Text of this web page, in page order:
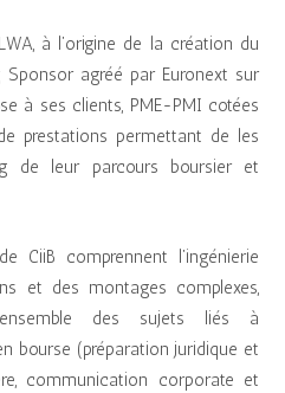
à l’origine de la création du
Sponsor agréé par Euronext sur
à ses clients, PME-PMI cotées
prestations permettant de les
de leur parcours boursier et
CiiB comprennent l’ingénierie
et des montages complexes,
des sujets liés à
bourse (préparation juridique et
communication corporate et